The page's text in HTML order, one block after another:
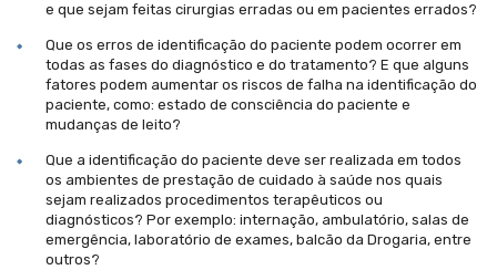
e que sejam feitas cirurgias erradas ou em pacientes errados?
Que os erros de identificação do paciente podem ocorrer em
todas as fases do diagnóstico e do tratamento? E que alguns
fatores podem aumentar os riscos de falha na identificação do
paciente, como: estado de consciência do paciente e
mudanças de leito?
Que a identificação do paciente deve ser realizada em todos
os ambientes de prestação de cuidado à saúde nos quais
sejam realizados procedimentos terapêuticos ou
diagnósticos? Por exemplo: internação, ambulatório, salas de
emergência, laboratório de exames, balcão da Drogaria, entre
outros?